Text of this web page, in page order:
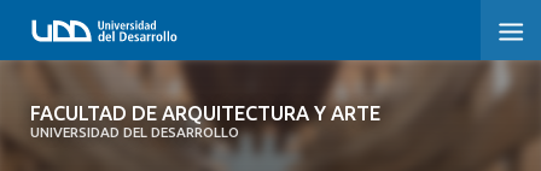
FACULTAD DE ARQUITECTURA Y ARTE
UNIVERSIDAD DEL DESARROLLO
FACULTAD DE ARQUITECTURA Y ARTE